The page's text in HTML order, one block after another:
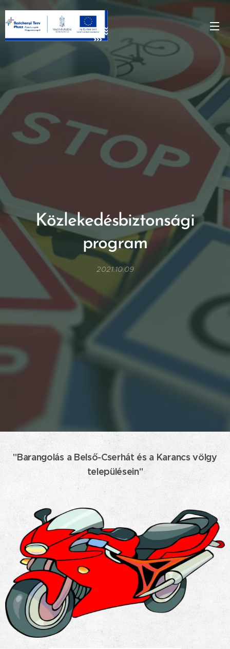
Közlekedésbiztonsági
program
2021.10.09
"Barangolás a Belső-Cserhát és a Karancs völgy
településein"